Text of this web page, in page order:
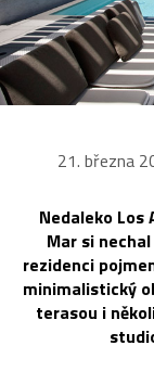
21. března
Nedaleko Los
Mar si
rezidenci
minimalistický
terasou i